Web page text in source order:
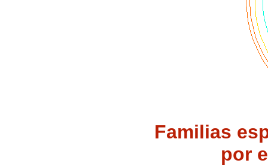
Familias
por